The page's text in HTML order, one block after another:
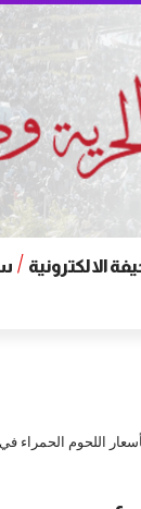
الالكترونية
اللحوم الحمراء